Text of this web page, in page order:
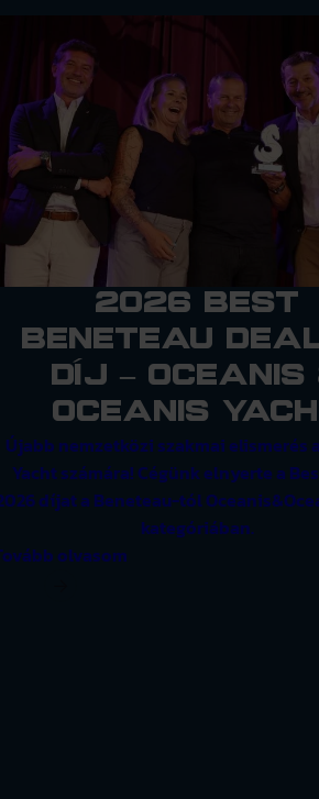
2026 Best
Beneteau
díj – Oceanis
Oceanis
Újabb nemzetközi szakmai elismerés
Yacht számára! Cégünk elnyerte a
díjat a Beneteau-tól
kategóriában.
olvasom